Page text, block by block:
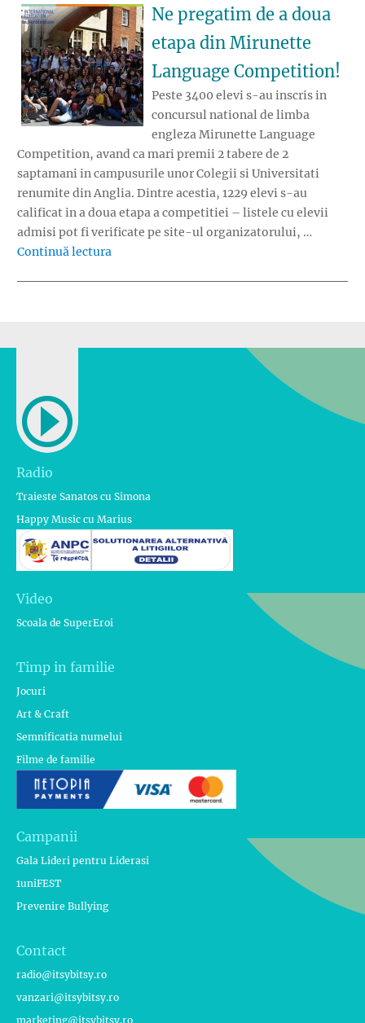
Ne pregatim de a doua
etapa din Mirunette
Language Competition!
Peste 3400 elevi s-au inscris in
concursul national de limba
engleza Mirunette Language
Competition, avand ca mari premii 2 tabere de 2
saptamani in campusurile unor Colegii si Universitati
renumite din Anglia. Dintre acestia, 1229 elevi s-au
calificat in a doua etapa a competitiei – listele cu elevii
admisi pot fi verificate pe site-ul organizatorului, …
Continuă lectura
Radio
Traieste Sanatos cu Simona
Happy Music cu Marius
Video
Scoala de SuperEroi
Timp in familie
Jocuri
Art & Craft
Semnificatia numelui
Filme de familie
Campanii
Gala Lideri pentru Liderasi
1uniFEST
Prevenire Bullying
Contact
radio@itsybitsy.ro
vanzari@itsybitsy.ro
marketing@itsybitsy.ro